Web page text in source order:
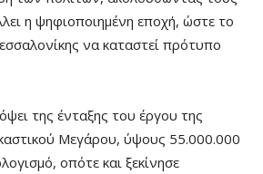
η ψηφιοποιημένη εποχή, ώστε το
να καταστεί πρότυπο
της ένταξης του έργου της
Μεγάρου, ύψους 55.000.000
οπότε και ξεκίνησε